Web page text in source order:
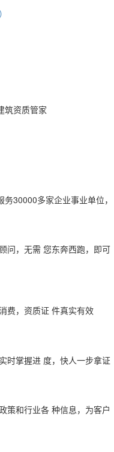
筑资质管家
30000多家企业事业单位，
问，无需 您东奔西跑，即可
费，资质证 件真实有效
时掌握进 度，快人一步拿证
策和行业各 种信息，为客户